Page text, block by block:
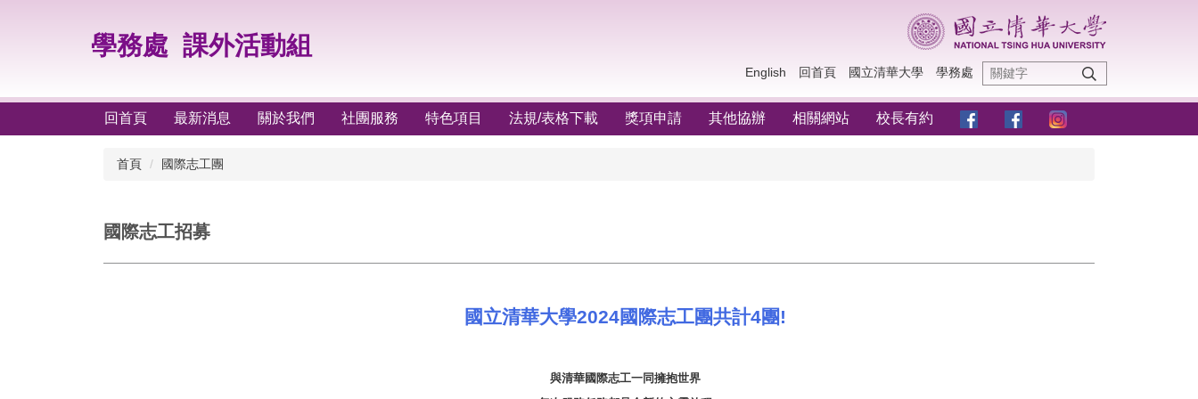
容
學務處 課外活動組
English 回首頁 國立清華大學 學務處
回首頁 最新消息 關於我們 社團服務 特色項目 法規/表格下載 獎項申請 其他協辦 相關網站 校長有約
首頁 國際志工團
國際志工招募
國立清華大學2024國際志工團共計4團!
與清華國際志工一同擁抱世界